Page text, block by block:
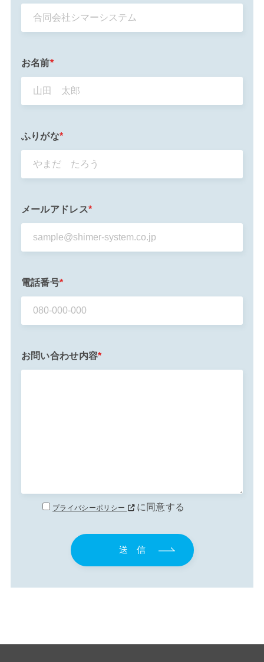
お名前*
ふりがな*
メールアドレス*
電話番号*
お問い合わせ内容*
プライバシーポリシー に同意する